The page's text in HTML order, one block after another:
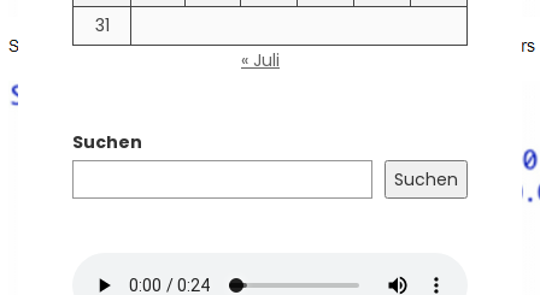
31
« Juli
Suchen
Suchen